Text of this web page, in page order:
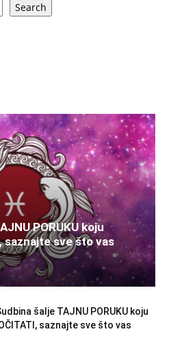
Search
PORUKU koju
saznajte sve što vas
šalje TAJNU PORUKU koju
saznajte sve što vas